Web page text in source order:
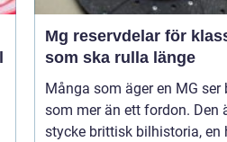
Mg reservdelar för
som ska rulla länge
Många som äger en MG ser
som mer än ett fordon. Den
stycke brittisk bilhistoria, en